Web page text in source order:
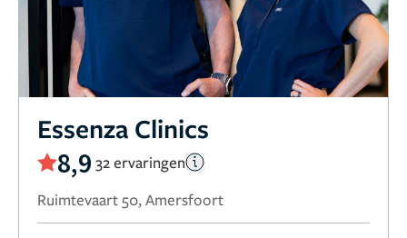
Essenza Clinics
8,9 32 ervaringen
Ruimtevaart 50, Amersfoort